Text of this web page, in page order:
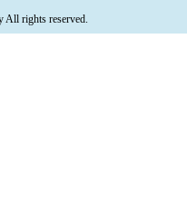
rights reserved.